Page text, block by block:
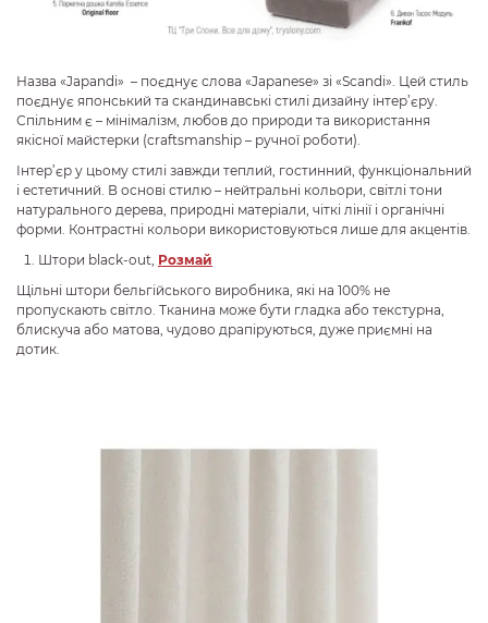
Назва «Japandi» – поєднує слова «Japanese» зі «Scandi». Цей стиль
поєднує японський та скандинавські стилі дизайну інтер’єру.
Спільним є – мінімалізм, любов до природи та використання
якісної майстерки (craftsmanship – ручної роботи).
Інтер’єр у цьому стилі завжди теплий, гостинний, функціональний
і естетичний. В основі стилю – нейтральні кольори, світлі тони
натурального дерева, природні матеріали, чіткі лінії і органічні
форми. Контрастні кольори використовуються лише для акцентів.
Штори black-out, Розмай
Щільні штори бельгійського виробника, які на 100% не
пропускають світло. Тканина може бути гладка або текстурна,
блискуча або матова, чудово драпіруються, дуже приємні на
дотик.